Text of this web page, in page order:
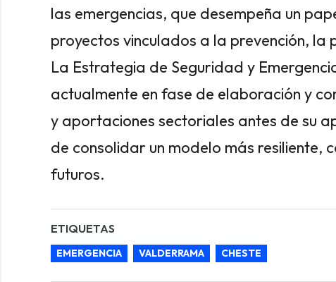
las emergencias, que desempeña un
proyectos vinculados a la prevención, la
La Estrategia de Seguridad y
actualmente en fase de elaboración y
y aportaciones sectoriales antes de su
de consolidar un modelo más
futuros.
ETIQUETAS
EMERGENCIA VALDERRAMA CHESTE